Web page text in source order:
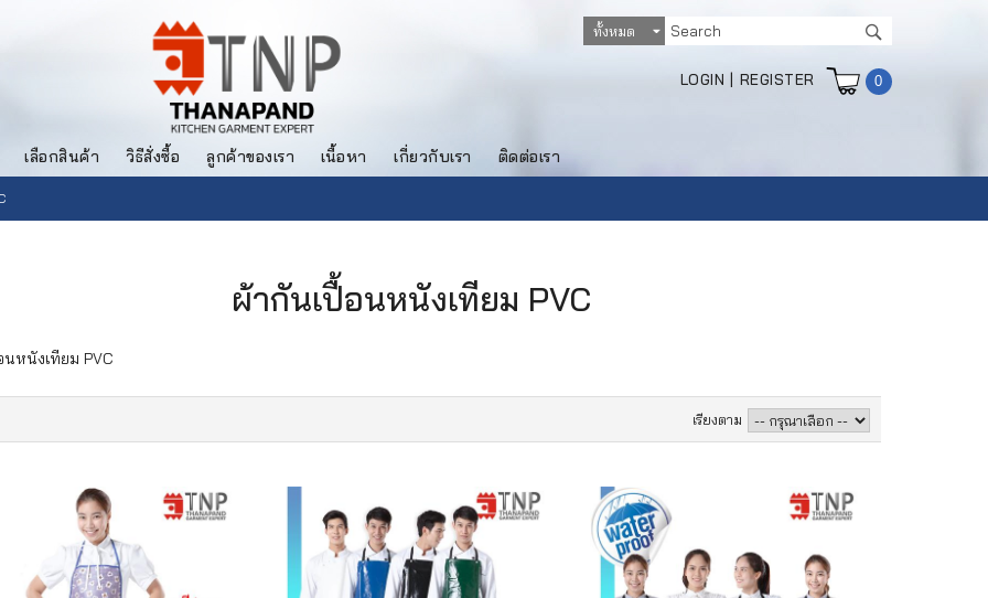
0
LOGIN | REGISTER
เลือกสินค้า วิธีสั่งซื้อ ลูกค้าของเรา เนื้อหา เกี่ยวกับเรา ติดต่อเรา
ผ้ากันเปื้อนหนังเทียม PVC
หนังเทียม PVC
เรียงตาม